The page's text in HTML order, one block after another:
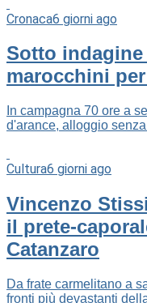
Cronaca6 giorni ago
Sotto
marocchini
In campagna 70 ore a
d'arance, alloggio
Cultura6 giorni ago
Vincenzo
il prete-
Catanzaro
Da frate carmelitano a
fronti più devastanti